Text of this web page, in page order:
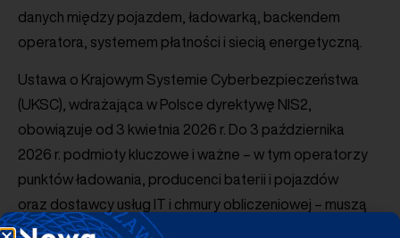
danych między pojazdem, ładowarką, backendem
operatora, systemem płatności i siecią energetyczną.
Ustawa o Krajowym Systemie Cyberbezpieczeństwa
(UKSC), wdrażająca w Polsce dyrektywę NIS2,
obowiązuje od 3 kwietnia 2026 r. Do 3 października
2026 r. podmioty kluczowe i ważne – w tym operatorzy
punktów ładowania, producenci baterii i pojazdów
oraz dostawcy usług IT i chmury obliczeniowej – muszą
zarejestrować się w rejestrze podmiotów kluczowych